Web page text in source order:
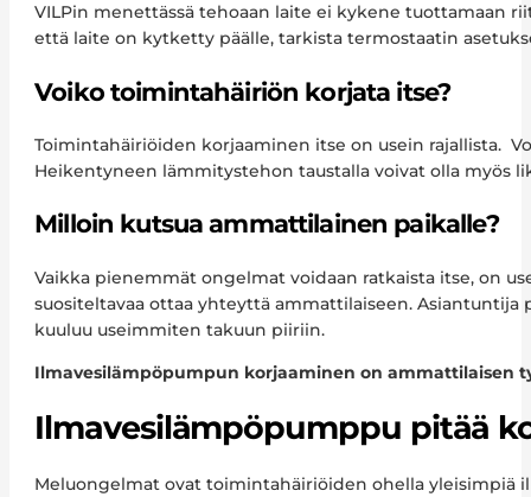
VILPin menettässä tehoaan laite ei kykene tuottamaan
että laite on kytketty päälle, tarkista termostaatin
Voiko toimintahäiriön korjata itse?
Toimintahäiriöiden korjaaminen itse on usein rajallista.
Heikentyneen lämmitystehon taustalla voivat olla myös
Milloin kutsua ammattilainen paikalle?
Vaikka pienemmät ongelmat voidaan ratkaista itse, on
suositeltavaa ottaa yhteyttä ammattilaiseen.
kuuluu useimmiten takuun piiriin.
Ilmavesilämpöpumpun korjaaminen on ammattilaisen
Ilmavesilämpöpumppu pitää
Meluongelmat ovat toimintahäiriöiden ohella yleisimpiä